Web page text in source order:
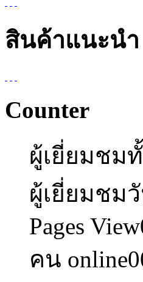
สินค้าแนะนำ
Counter
ผู้เยี่ยมชม
ผู้เยี่ยมชม
Pages View
คน online